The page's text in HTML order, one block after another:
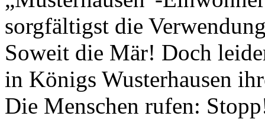
sorgfältigst die
Soweit die Mär! Doch
in Königs Wusterhausen
Die Menschen rufen: